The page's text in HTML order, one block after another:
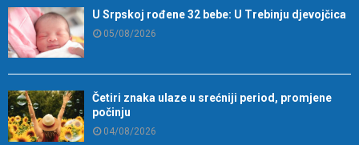
U Srpskoj rođene 32 bebe: U Trebinju djevojčica
05/08/2026
Četiri znaka ulaze u srećniji period, promjene
počinju
04/08/2026